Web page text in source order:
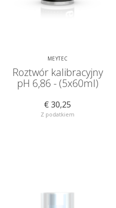
MEYTEC
Roztwór kalibracyjny
pH 6,86 - (5x60ml)
€ 30,25
Z podatkiem